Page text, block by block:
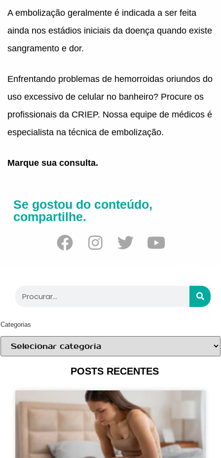
A embolização geralmente é indicada a ser feita
ainda nos estádios iniciais da doença quando existe
sangramento e dor.
Enfrentando problemas de hemorroidas oriundos do
uso excessivo de celular no banheiro? Procure os
profissionais da CRIEP. Nossa equipe de médicos é
especialista na técnica de embolização.
Marque sua consulta.
Se gostou do conteúdo,
compartilhe.
Categorias
POSTS RECENTES